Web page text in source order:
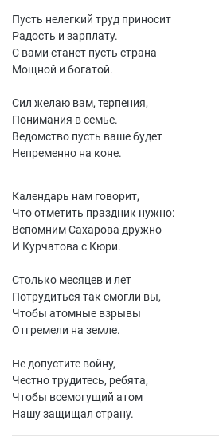
Пусть нелегкий труд приносит
Радость и зарплату.
С вами станет пусть страна
Мощной и богатой.
Сил желаю вам, терпения,
Понимания в семье.
Ведомство пусть ваше будет
Непременно на коне.
Календарь нам говорит,
Что отметить праздник нужно:
Вспомним Сахарова дружно
И Курчатова с Кюри.
Столько месяцев и лет
Потрудиться так смогли вы,
Чтобы атомные взрывы
Отгремели на земле.
Не допустите войну,
Честно трудитесь, ребята,
Чтобы всемогущий атом
Нашу защищал страну.